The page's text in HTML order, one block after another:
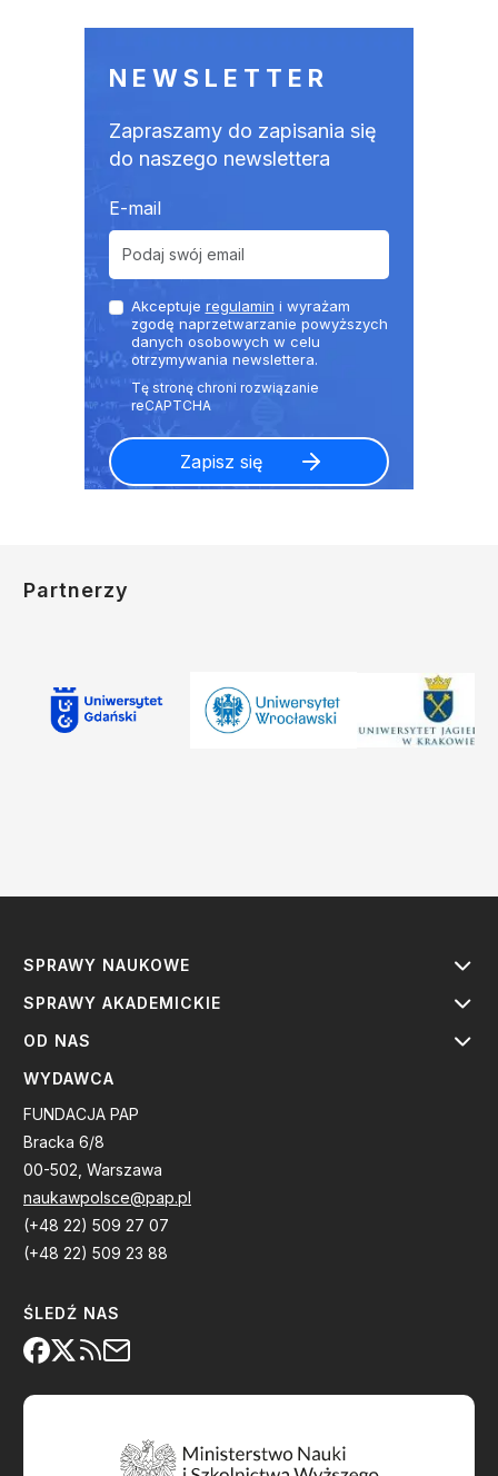
NEWSLETTER
Zapraszamy do zapisania się
do naszego newslettera
E-mail
Akceptuje regulamin i wyrażam
zgodę naprzetwarzanie powyższych
danych osobowych w celu
otrzymywania newslettera.
Partnerzy
SPRAWY NAUKOWE
SPRAWY AKADEMICKIE
OD NAS
WYDAWCA
FUNDACJA PAP
Bracka 6/8
00-502, Warszawa
naukawpolsce@pap.pl
(+48 22) 509 27 07
(+48 22) 509 23 88
ŚLEDŹ NAS